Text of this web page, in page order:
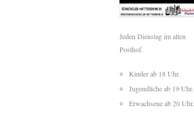
Jeden Dienstag im alten
Posthof.
Kinder ab 18 Uhr.
Jugendliche ab 19 Uhr.
Erwachsene ab 20 Uhr.